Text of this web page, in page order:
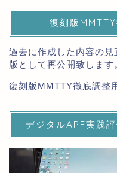
復刻版
過去に作成した内容の
版として再公開致します
復刻版MMTTY徹底調整
デジタルAPF実践